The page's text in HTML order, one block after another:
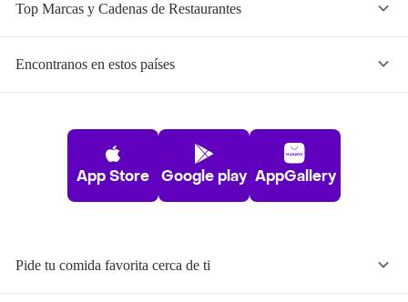
Top Marcas y Cadenas de Restaurantes
Encontranos en estos países
App Store Google play AppGallery
Pide tu comida favorita cerca de ti